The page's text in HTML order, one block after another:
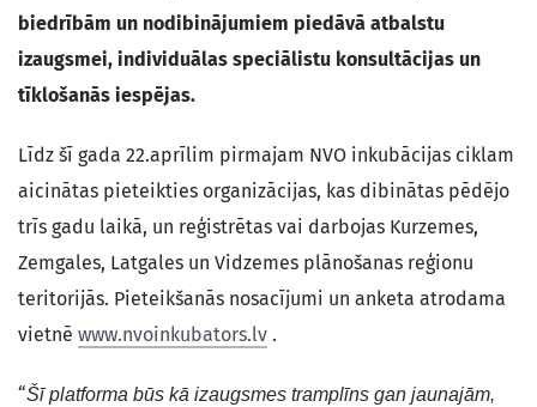
biedrībām un nodibinājumiem piedāvā atbalstu
izaugsmei, individuālas speciālistu konsultācijas un
tīklošanās iespējas.
Līdz šī gada 22.aprīlim pirmajam NVO inkubācijas ciklam
aicinātas pieteikties organizācijas, kas dibinātas pēdējo
trīs gadu laikā, un reģistrētas vai darbojas Kurzemes,
Zemgales, Latgales un Vidzemes plānošanas reģionu
teritorijās. Pieteikšanās nosacījumi un anketa atrodama
vietnē www.nvoinkubators.lv .
“Šī platforma būs kā izaugsmes tramplīns gan jaunajām,